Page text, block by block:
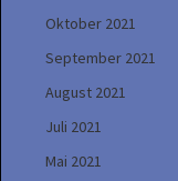
Oktober 2021
September 2021
August 2021
Juli 2021
Mai 2021